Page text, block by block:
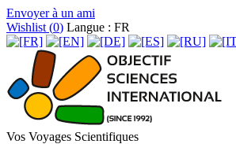
Envoyer à un ami
Wishlist (0) Langue : FR
Vos Voyages Scientifiques